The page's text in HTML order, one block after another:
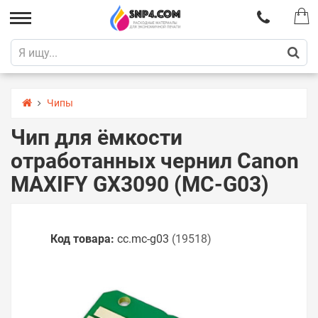
Чипы
Чип для ёмкости
отработанных чернил Canon
MAXIFY GX3090 (MC-G03)
Код товара: cc.mc-g03 (19518)